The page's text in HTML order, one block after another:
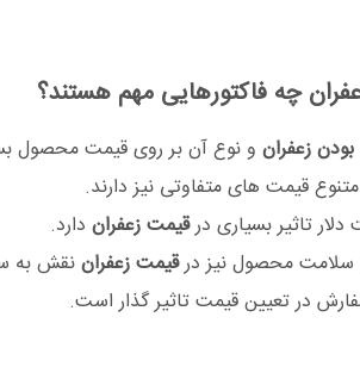
چه فاکتورهایی مهم هستند؟
زعفران و نوع آن بر روی قیمت محصول
قیمت های متفاوتی نیز دارند.
تاثیر بسیاری درقیمت زعفران دارد.
محصول نیز درقیمت زعفراننقش به
در تعیین قیمت تاثیر گذار است.